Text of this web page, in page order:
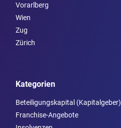
Vorarl­berg
Wien
Zug
Zürich
Kategorien
Beteiligungskapital (Kapitalgeber)
Franchise-Angebote